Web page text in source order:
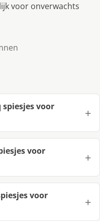
voor onverwachts
spiesjes voor
voor
voor